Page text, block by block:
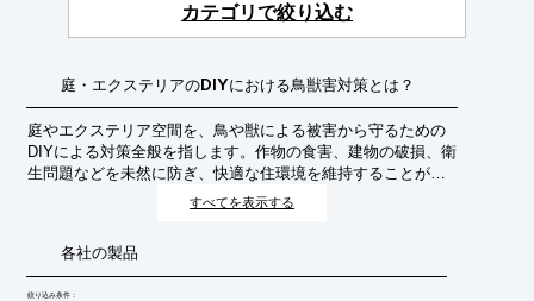
カテゴリで絞り込む
庭・エクステリアのDIYにおける鳥獣害対策とは？
庭やエクステリア空間を、鳥や獣による被害から守るための
DIYによる対策全般を指します。作物の食害、建物の破損、衛
生問題などを未然に防ぎ、快適な住環境を維持することが目
すべてを表示する
各社の製品
絞り込み条件：